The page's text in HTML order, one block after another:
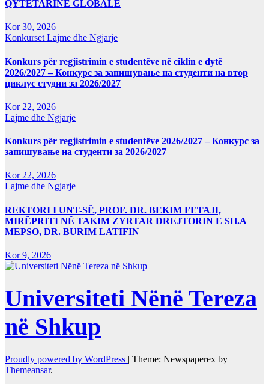
QYTETARINË GLOBALE
Kor 30, 2026
Konkurset Lajme dhe Ngjarje
Konkurs për regjistrimin e studentëve në ciklin e dytë
2026/2027 – Конкурс за запишување на студенти на втор
циклус студии за 2026/2027
Kor 22, 2026
Lajme dhe Ngjarje
Konkurs për regjistrimin e studentëve 2026/2027 – Конкурс за
запишување на студенти за 2026/2027
Kor 22, 2026
Lajme dhe Ngjarje
REKTORI I UNT-SË, PROF. DR. BEKIM FETAJI,
MIRËPRITI NË TAKIM ZYRTAR DREJTORIN E SH.A
MEPSO, DR. BURIM LATIFIN
Kor 9, 2026
Universiteti Nënë Tereza
në Shkup
Proudly powered by WordPress | Theme: Newspaperex by
Themeansar.